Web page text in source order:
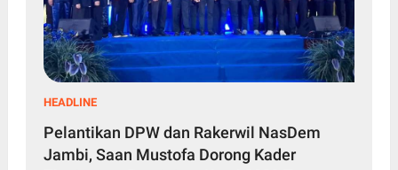
HEADLINE
Pelantikan DPW dan Rakerwil NasDem
Jambi, Saan Mustofa Dorong Kader